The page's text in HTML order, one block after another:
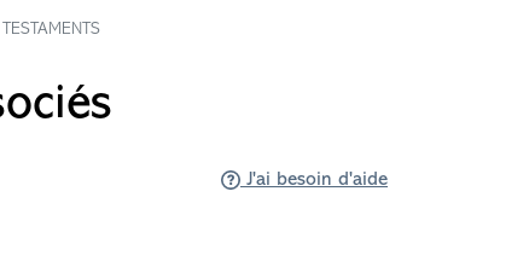
J'ai besoin d'aide